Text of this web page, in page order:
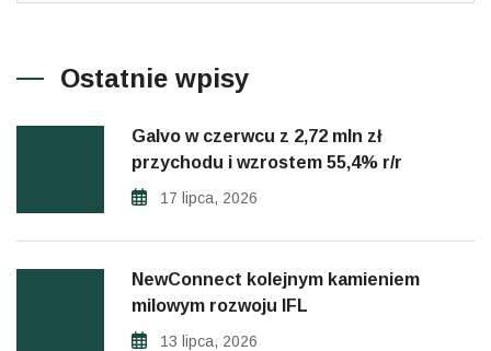
Ostatnie wpisy
Galvo w czerwcu z 2,72 mln zł
przychodu i wzrostem 55,4% r/r
17 lipca, 2026
NewConnect kolejnym kamieniem
milowym rozwoju IFL
13 lipca, 2026